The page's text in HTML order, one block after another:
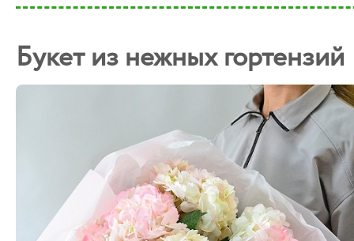
Букет из нежных гортензий